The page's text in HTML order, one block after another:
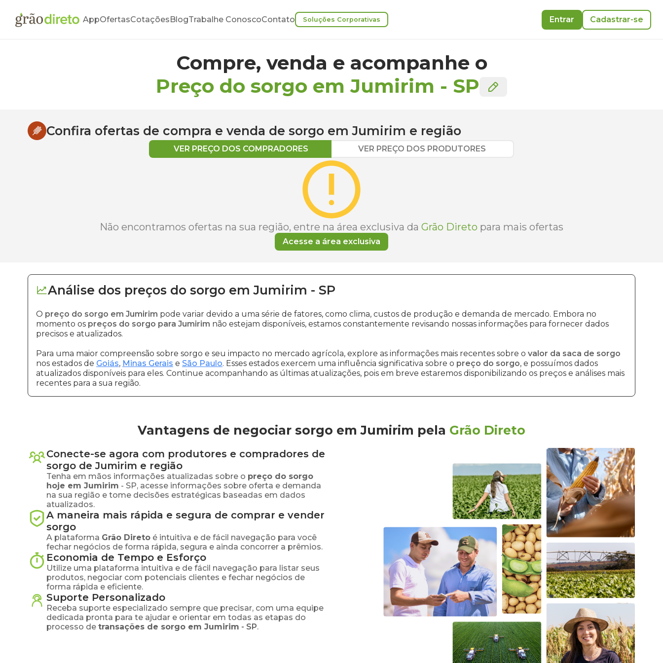
AppOfertasCotaçõesBlogTrabalhe ConoscoContato Soluções Corporativas Entrar Cadastrar-se
Compre, venda e acompanhe o
Preço do sorgo em Jumirim - SP
Confira ofertas de compra e venda de sorgo emJumirim e região
VER PREÇO DOS COMPRADORES VER PREÇO DOS PRODUTORES
Não encontramos ofertas na sua região, entre na área exclusiva da Grão Direto para mais ofertas
Acesse a área exclusiva
Análise dos preços do sorgo emJumirim - SP
O preço do sorgo em Jumirim pode variar devido a uma série de fatores, como clima, custos de produção e demanda de mercado. Embora no
momento os preços do sorgo para Jumirim não estejam disponíveis, estamos constantemente revisando nossas informações para fornecer dados
precisos e atualizados.
Para uma maior compreensão sobre sorgo e seu impacto no mercado agrícola, explore as informações mais recentes sobre o valor da saca de sorgo
nos estados de Goiás, Minas Gerais e São Paulo. Esses estados exercem uma influência significativa sobre o preço do sorgo, e possuímos dados
atualizados disponíveis para eles. Continue acompanhando as últimas atualizações, pois em breve estaremos disponibilizando os preços e análises mais
recentes para a sua região.
Vantagens de negociar sorgo em Jumirim pela Grão Direto
Conecte-se agora com produtores e compradores de
sorgo deJumirim e região
Tenha em mãos informações atualizadas sobre o preço do sorgo
hoje em Jumirim - SP, acesse informações sobre oferta e demanda
na sua região e tome decisões estratégicas baseadas em dados
atualizados.
A maneira mais rápida e segura de comprar e vender
sorgo
A plataforma Grão Direto é intuitiva e de fácil navegação para você
fechar negócios de forma rápida, segura e ainda concorrer a prêmios.
Economia de Tempo e Esforço
Utilize uma plataforma intuitiva e de fácil navegação para listar seus
produtos, negociar com potenciais clientes e fechar negócios de
forma rápida e eficiente.
Suporte Personalizado
Receba suporte especializado sempre que precisar, com uma equipe
dedicada pronta para te ajudar e orientar em todas as etapas do
processo de transações de sorgo em Jumirim - SP.